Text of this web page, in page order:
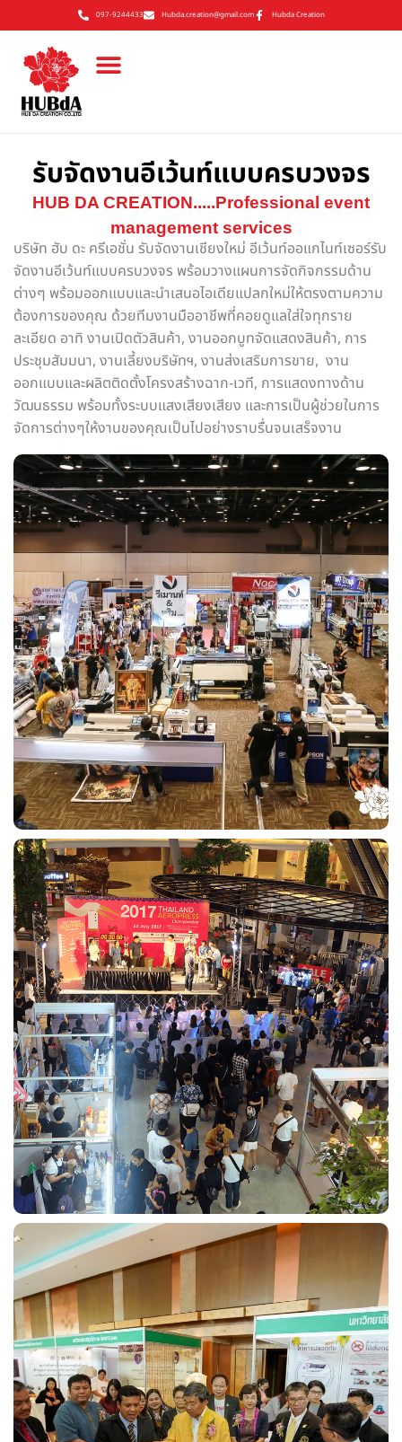
097-9244433 Hubda.creation@gmail.com Hubda Creation
รับจัดงานอีเว้นท์แบบครบวงจร
HUB DA CREATION.....Professional event
management services
บริษัท ฮับ ดะ ครีเอชั่น รับจัดงานเชียงใหม่ อีเว้นท์ออแกไนท์เซอร์รับ
จัดงานอีเว้นท์แบบครบวงจร พร้อมวางแผนการจัดกิจกรรมด้าน
ต่างๆ พร้อมออกแบบและนำเสนอไอเดียแปลกใหม่ให้ตรงตามความ
ต้องการของคุณ ด้วยทีมงานมืออาชีพที่คอยดูแลใส่ใจทุกราย
ละเอียด อาทิ งานเปิดตัวสินค้า, งานออกบูทจัดแสดงสินค้า, การ
ประชุมสัมมนา, งานเลี้ยงบริษัทฯ, งานส่งเสริมการขาย, งาน
ออกแบบและผลิตติดตั้งโครงสร้างฉาก-เวที, การแสดงทางด้าน
วัฒนธรรม พร้อมทั้งระบบแสงเสียงเสียง และการเป็นผู้ช่วยในการ
จัดการต่างๆให้งานของคุณเป็นไปอย่างราบรื่นจนเสร็จงาน